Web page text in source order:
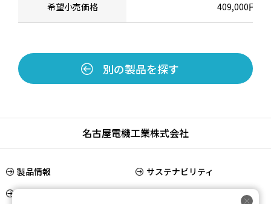
希望小売価格 409,000円（
別の製品を探す
名古屋電機工業株式会社
製品情報
サステナビリティ
IR情報
会社情報